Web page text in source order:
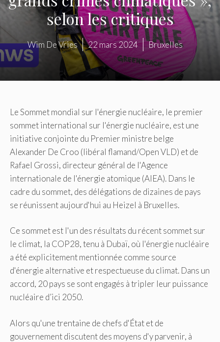
selon les critiques
Wim De Vries 22 mars 2024 Bruxelles
Le Sommet mondial sur l'énergie nucléaire, le premier
sommet international sur l'énergie nucléaire, est une
initiative conjointe du Premier ministre belge
Alexander De Croo (libéral flamand/Open VLD) et de
Rafael Grossi, directeur général de l'Agence
internationale de l'énergie atomique (AIEA). Dans le
cadre du sommet, des délégations de dizaines de pays
se réunissent aujourd'hui au Heizel à Bruxelles.
Ce sommet est l'un des résultats du récent sommet sur
le climat, la COP28, tenu à Dubaï, où l'énergie nucléaire
a été explicitement mentionnée comme source
d'énergie alternative et respectueuse du climat. Dans un
accord, 20 pays se sont engagés à tripler leur puissance
nucléaire d’ici 2050.
Alors qu'une trentaine de chefs d'État et de
gouvernement discutent des moyens d'y parvenir, à